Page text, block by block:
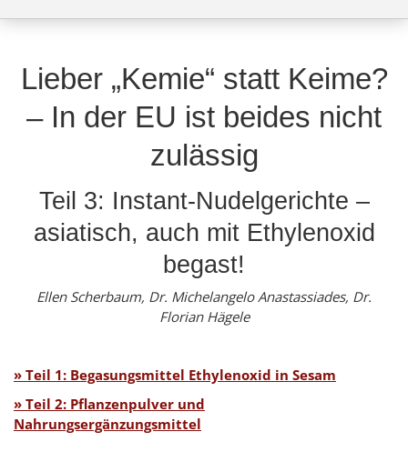
Lieber „Kemie“ statt Keime?
– In der EU ist beides nicht
zulässig
Teil 3: Instant-Nudelgerichte –
asiatisch, auch mit Ethylenoxid
begast!
Ellen Scherbaum, Dr. Michelangelo Anastassiades, Dr.
Florian Hägele
» Teil 1: Begasungsmittel Ethylenoxid in Sesam
» Teil 2: Pflanzenpulver und
Nahrungsergänzungsmittel